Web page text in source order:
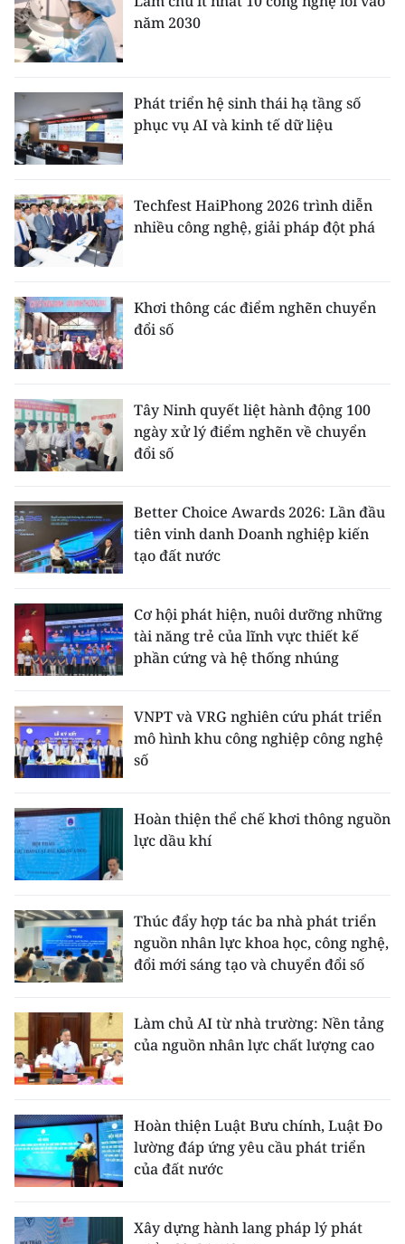
năm 2030
Phát triển hệ sinh thái hạ tầng số
phục vụ AI và kinh tế dữ liệu
Techfest HaiPhong 2026 trình diễn
nhiều công nghệ, giải pháp đột phá
Khơi thông các điểm nghẽn chuyển
đổi số
Tây Ninh quyết liệt hành động 100
ngày xử lý điểm nghẽn về chuyển
đổi số
Better Choice Awards 2026: Lần đầu
tiên vinh danh Doanh nghiệp kiến
tạo đất nước
Cơ hội phát hiện, nuôi dưỡng những
tài năng trẻ của lĩnh vực thiết kế
phần cứng và hệ thống nhúng
VNPT và VRG nghiên cứu phát triển
mô hình khu công nghiệp công nghệ
số
Hoàn thiện thể chế khơi thông nguồn
lực dầu khí
Thúc đẩy hợp tác ba nhà phát triển
nguồn nhân lực khoa học, công nghệ,
đổi mới sáng tạo và chuyển đổi số
Làm chủ AI từ nhà trường: Nền tảng
của nguồn nhân lực chất lượng cao
Hoàn thiện Luật Bưu chính, Luật Đo
lường đáp ứng yêu cầu phát triển
của đất nước
Xây dựng hành lang pháp lý phát